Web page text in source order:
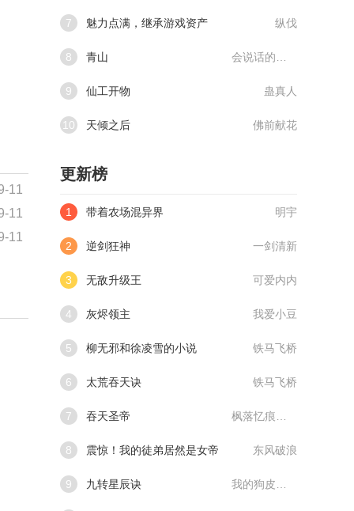
11
11
11
7 魅力点满，继承游戏资产 纵伐
8 青山
9 仙工开物 蛊真人
10 天倾之后 佛前献花
更新榜
1 带着农场混异界 明宇
2 逆剑狂神 一剑清新
3 无敌升级王 可爱内内
4 灰烬领主 我爱小豆
5 柳无邪和徐凌雪的小说 铁马飞桥
6 太荒吞天诀 铁马飞桥
7 吞天圣帝
8 震惊！我的徒弟居然是女帝 东风破浪
9 九转星辰诀